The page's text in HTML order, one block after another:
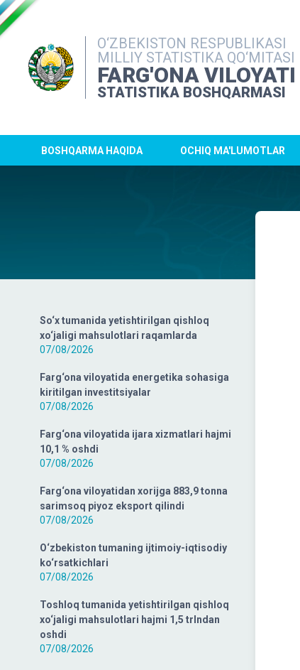
O‘ZBEKISTON RESPUBLIKASI
MILLIY STATISTIKA QO‘MITASI
FARG'ONA VILOYATI
STATISTIKA BOSHQARMASI
BOSHQARMA HAQIDA OCHIQ MA'LUMOTLAR
So‘x tumanida yetishtirilgan qishloq
xo‘jaligi mahsulotlari raqamlarda
07/08/2026
Farg‘ona viloyatida energetika sohasiga
kiritilgan investitsiyalar
07/08/2026
Farg‘ona viloyatida ijara xizmatlari hajmi
10,1 % oshdi
07/08/2026
Farg‘ona viloyatidan xorijga 883,9 tonna
sarimsoq piyoz eksport qilindi
07/08/2026
O‘zbekiston tumaning ijtimoiy-iqtisodiy
ko‘rsatkichlari
07/08/2026
Toshloq tumanida yetishtirilgan qishloq
xo‘jaligi mahsulotlari hajmi 1,5 trlndan
oshdi
07/08/2026